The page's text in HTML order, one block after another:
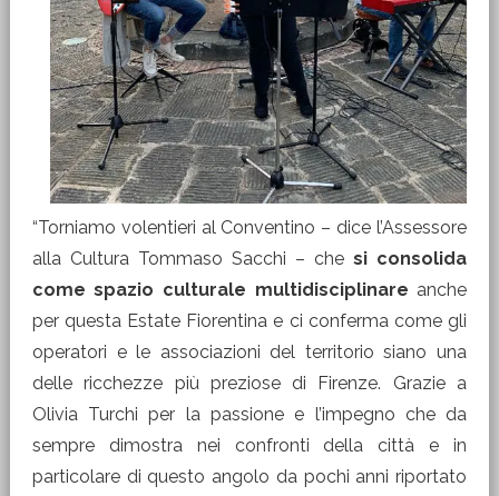
“Torniamo volentieri al Conventino – dice l’Assessore
alla Cultura Tommaso Sacchi – chesi consolida
come spazio culturale multidisciplinare anche
per questa Estate Fiorentina e ci conferma come gli
operatori e le associazioni del territorio siano una
delle ricchezze più preziose di Firenze. Grazie a
Olivia Turchi per la passione e l’impegno che da
sempre dimostra nei confronti della città e in
particolare di questo angolo da pochi anni riportato